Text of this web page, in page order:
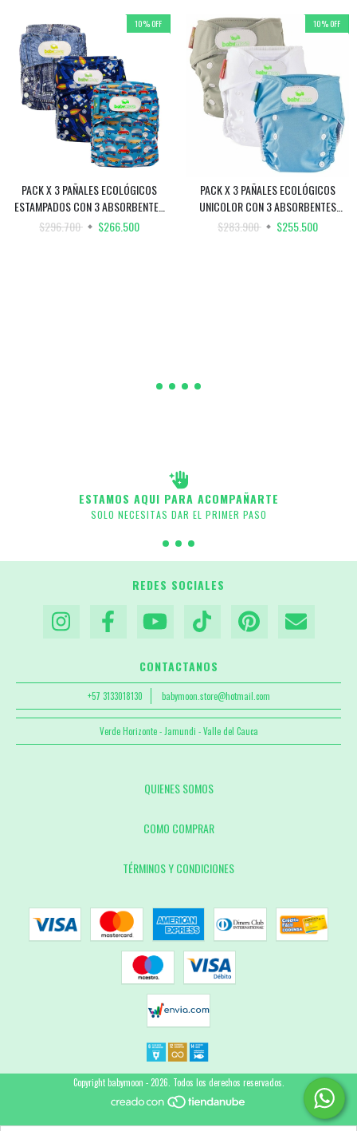
10% OFF
PACK X 3 PAÑALES ECOLÓGICOS
ESTAMPADOS CON 3 ABSORBENTES
INTERCAMBIABLES + 3 REFUERZOS /
$296.700 $266.500
10% OFF
PACK X 3 PAÑALES ECOLÓGICOS
UNICOLOR CON 3 ABSORBENTES
INTERCAMBIABLES + 3 REFUERZOS /
$283.900 $255.500
ESTAMOS AQUI PARA ACOMPAÑARTE
SOLO NECESITAS DAR EL PRIMER PASO
REDES SOCIALES
CONTACTANOS
+57 3133018130 babymoon.store@hotmail.com
Verde Horizonte - Jamundi - Valle del Cauca
QUIENES SOMOS
COMO COMPRAR
TÉRMINOS Y CONDICIONES
Copyright babymoon - 2026. Todos los derechos reservados.